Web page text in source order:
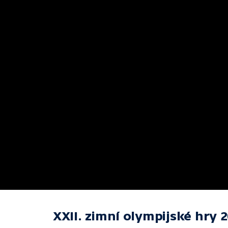
XXII. zimní olympijské hry